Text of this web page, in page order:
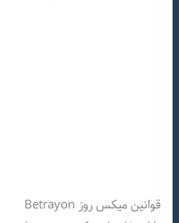
قوانین میکس روز Betrayon